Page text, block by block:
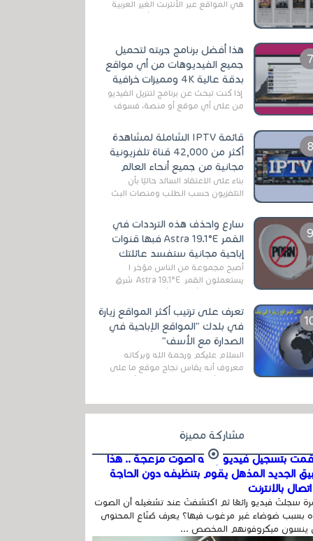
هي المواقع عبر الأنترنت الغير العربية
التي تقدم خدمة تحميل الأفلام على
هذا أفضل برنامج جربته لتحميل
جميع الفيديوهات من أي مواقع
بدقة عالية 4K ومميزات خرافية
إذا كنت تبحث عن برنامج لتنزيل الفيديو
من على أي موقع أو منصة، فسوف
الخاصة بالبرامج والتطبيقات في هذا
المج...
قائمة IPTV الشاملة لمشاهدة
أكثر من 42,000 قناة تلفزيونية
مجانية من جميع أنحاء العالم
بناءً على الاعتقاد السائد حاليًا بأن
التلفزيون حسب الطلب ومنصات البث
سارع واحذف هذه الترددات في
القمر Astra 19.1°E فبها قنوات
إباحية مجانية ستفسد عائلتك
أصبح مجموعة من الناس مؤخر ا
يستعملون القمر Astra 19.1°E شرق
قنوات مميزة جدا تنقل العديد من البرامج
اله...
تعرف على ترتيب أكثر المواقع زيارة
في بلدك "المواقع الإباحية في
الصدارة مع الأسف"
السلام عليكم ورحمة الله وبركاته
معروف أنه يقاس نجاح موقع ما على
في...
مشاركة مميزة
بتسجيل فيديو وفيه أصوت مزعجة .. هذا
الجديد المذهل يقوم بتنظيفه دون الحاجة
بالإنترنت
سجلتَ فيديو رائعًا ثم اكتشفتَ عند تشغيله أن الصوت
بسبب ضوضاء غير مرغوب فيها؟ يعرف صُنّاع المحتوى
ينسون ميكروفونهم المخصص ...